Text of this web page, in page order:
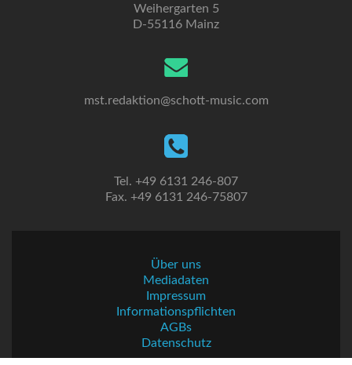
Weihergarten 5
D-55116 Mainz
mst.redaktion@schott-music.com
Tel. +49 6131 246-807
Fax. +49 6131 246-75807
Über uns
Mediadaten
Impressum
Informationspflichten
AGBs
Datenschutz